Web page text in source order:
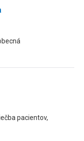
pacientov,